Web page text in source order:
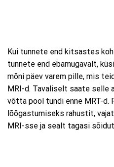
Kui tunnete end kitsastes
tunnete end ebamugavalt,
mõni päev varem pille, mis
MRI-d. Tavaliselt saate
võtta pool tundi enne MRT-
lõõgastumiseks rahustit,
MRI-sse ja sealt tagasi